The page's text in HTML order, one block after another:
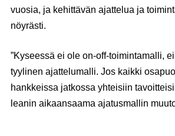
vuosia, ja kehittävän ajattelua ja
nöyrästi.
”Kyseessä ei ole on-off-toimintamalli,
tyylinen ajattelumalli. Jos kaikki
hankkeissa jatkossa yhteisiin
leanin aikaansaama ajatusmallin